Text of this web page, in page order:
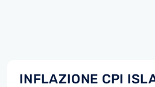
INFLAZIONE CPI